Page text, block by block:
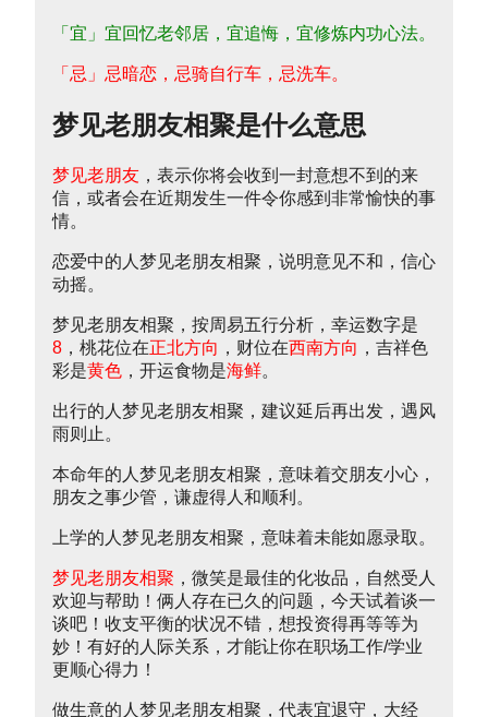
「宜」宜回忆老邻居，宜追悔，宜修炼内功心法。
「忌」忌暗恋，忌骑自行车，忌洗车。
梦见老朋友相聚是什么意思
梦见老朋友 ，表示你将会收到一封意想不到的来
信，或者会在近期发生一件令你感到非常愉快的事
情。
恋爱中的人梦见老朋友相聚，说明意见不和，信心
动摇。
梦见老朋友相聚，按周易五行分析，幸运数字是
8 ，桃花位在正北方向 ，财位在西南方向 ，吉祥色
彩是黄色 ，开运食物是海鲜。
出行的人梦见老朋友相聚，建议延后再出发，遇风
雨则止。
本命年的人梦见老朋友相聚，意味着交朋友小心，
朋友之事少管，谦虚得人和顺利。
上学的人梦见老朋友相聚，意味着未能如愿录取。
梦见老朋友相聚 ，微笑是最佳的化妆品，自然受人
欢迎与帮助！俩人存在已久的问题，今天试着谈一
谈吧！收支平衡的状况不错，想投资得再等等为
妙！有好的人际关系，才能让你在职场工作/学业
更顺心得力！
做生意的人梦见老朋友相聚，代表宜退守，大经